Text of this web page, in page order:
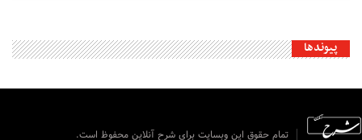
پیوندها
تمام حقوق این وبسایت برای شرح آنلاین محفوظ است.